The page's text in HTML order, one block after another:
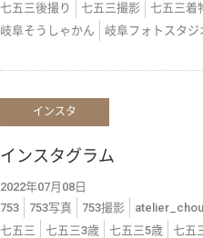
七五三後撮り
七五三撮影 七五三着
岐阜そうしゃかん
岐阜フォトスタジ
インスタ
インスタグラム
2022年07月08日
753
753写真 753撮影
七五三
七五三3歳 七五三5歳 七五